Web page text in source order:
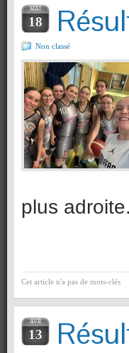
MAI
18
Non classé
plus
Cet article n'a pas de mots-clés
AVR
13